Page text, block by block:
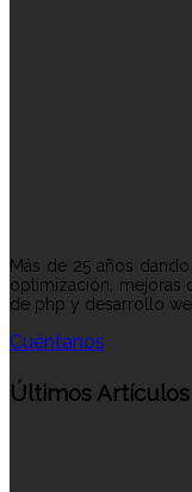
Más de 25 años
optimización, mejoras
de php y desarrollo
Cuéntanos
Últimos Artículos